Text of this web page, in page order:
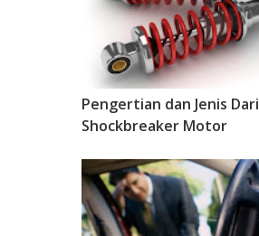
Pengertian dan Jenis Dari
Shockbreaker Motor